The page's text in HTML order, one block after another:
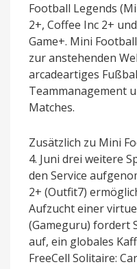
Football Legends
2+, Coffee Inc 2+
Game+. Mini
zur anstehenden
arcadeartiges
Teammanagement
Matches.
Zusätzlich zu Mini
4. Juni drei weitere
den Service
2+ (Outfit7)
Aufzucht einer
(Gameguru) fordert
auf, ein globales
FreeCell Solitaire: